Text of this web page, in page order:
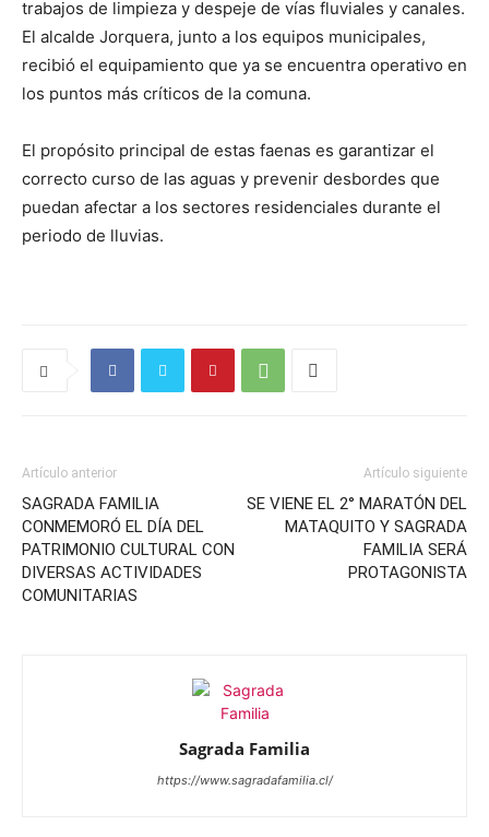
trabajos de limpieza y despeje de vías fluviales y canales.
El alcalde Jorquera, junto a los equipos municipales,
recibió el equipamiento que ya se encuentra operativo en
los puntos más críticos de la comuna.
El propósito principal de estas faenas es garantizar el
correcto curso de las aguas y prevenir desbordes que
puedan afectar a los sectores residenciales durante el
periodo de lluvias.
Artículo anterior
SAGRADA FAMILIA
CONMEMORÓ EL DÍA DEL
PATRIMONIO CULTURAL CON
DIVERSAS ACTIVIDADES
COMUNITARIAS
Artículo siguiente
SE VIENE EL 2° MARATÓN DEL
MATAQUITO Y SAGRADA
FAMILIA SERÁ
PROTAGONISTA
Sagrada Familia
https://www.sagradafamilia.cl/